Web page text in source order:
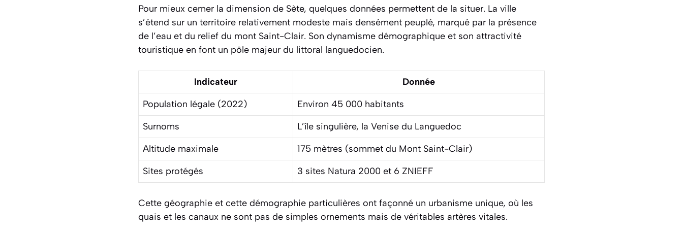
Pour mieux cerner la dimension de Sète, quelques données permettent de la situer. La ville
s’étend sur un territoire relativement modeste mais densément peuplé, marqué par la présence
de l’eau et du relief du mont Saint-Clair. Son dynamisme démographique et son attractivité
touristique en font un pôle majeur du littoral languedocien.
Indicateur
Donnée
Population légale (2022)
Environ 45 000 habitants
Surnoms
L’île singulière, la Venise du Languedoc
Altitude maximale
175 mètres (sommet du Mont Saint-Clair)
Sites protégés
3 sites Natura 2000 et 6 ZNIEFF
Cette géographie et cette démographie particulières ont façonné un urbanisme unique, où les
quais et les canaux ne sont pas de simples ornements mais de véritables artères vitales.